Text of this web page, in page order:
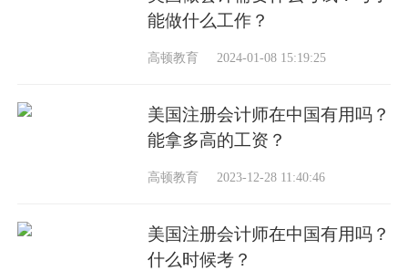
能做什么工作？
高顿教育 2024-01-08 15:19:25
美国注册会计师在中国有用吗？
能拿多高的工资？
高顿教育 2023-12-28 11:40:46
美国注册会计师在中国有用吗？
什么时候考？